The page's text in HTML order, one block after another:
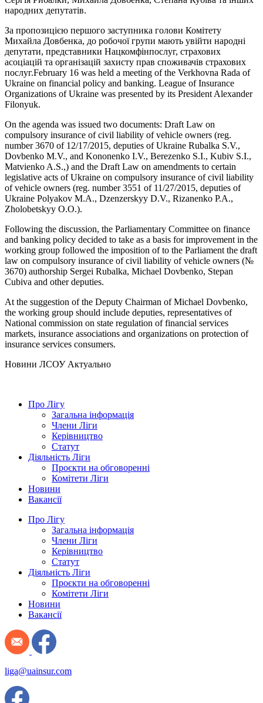
народних депутатів.
За пропозицією першого заступника голови Комітету
Михайла Довбенка, до робочої групи мають увійти народні
депутати, представники Нацкомфінпослуг, страхових
асоціацій та організацій захисту прав споживачів страхових
послуг.February 16 was held a meeting of the Verkhovna Rada of
Ukraine on financial policy and banking. League of Insurance
Organizations of Ukraine was presented by its President Alexander
Filonyuk.
On the agenda was issued two documents: Draft Law on
compulsory insurance of civil liability of vehicle owners (reg.
number 3670 of 12/17/2015, deputies of Ukraine Rubalka S.V.,
Dovbenko M.V., and Kononenko I.V., Berezenko S.I., Kubiv S.I.,
Matvienko A.S.,) and the Draft Law on amendments to certain
legislative acts of Ukraine on compulsory insurance of civil liability
of vehicle owners (reg. number 3551 of 11/27/2015, deputies of
Ukraine Polyakov M.A., Dzenzerskyy D.V., Rizanenko P.A.,
Zholobetskyy O.O.).
Following the discussion, the Parliamentary Committee on finance
and banking policy decided to take as a basis for improvement in the
working group followed the imposition of to the Parliament the draft
law on compulsory insurance of civil liability of vehicle owners (№
3670) authorship Sergei Rubalka, Michael Dovbenko, Stepan
Cubiva and other deputies.
At the suggestion of the Deputy Chairman of Michael Dovbenko,
the working group should include deputies, representatives of
National commission on state regulation of financial services
markets, insurance associations and organizations on protection of
insurance services consumers.
Hовини ЛСОУ Актуально
Про Лігу
Загальна інформація
Члени Ліги
Керівництво
Статут
Діяльність Ліги
Проєкти на обговоренні
Комітети Ліги
Новини
Вакансії
Про Лігу
Загальна інформація
Члени Ліги
Керівництво
Статут
Діяльність Ліги
Проєкти на обговоренні
Комітети Ліги
Новини
Вакансії
liga@uainsur.com